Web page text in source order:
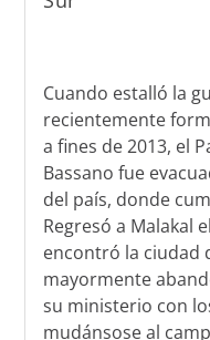
Cuando estalló la
recientemente
a fines de 2013, el
Bassano fue
del país, donde
Regresó a Malakal
encontró la ciudad
mayormente
su ministerio con
mudánsose al